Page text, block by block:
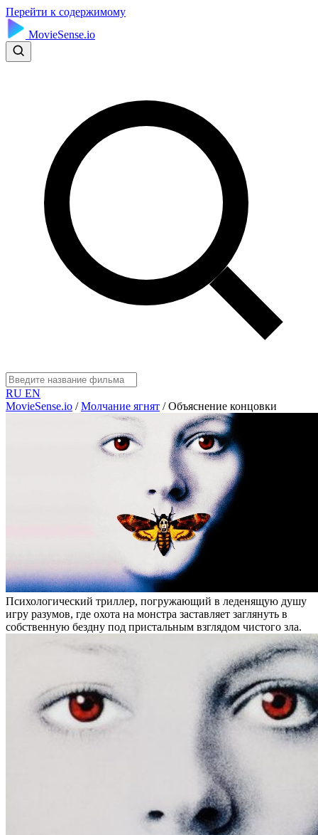
Перейти к содержимому
MovieSense.io
RU EN
MovieSense.io / Молчание ягнят / Объяснение концовки
Психологический триллер, погружающий в леденящую душу
игру разумов, где охота на монстра заставляет заглянуть в
собственную бездну под пристальным взглядом чистого зла.